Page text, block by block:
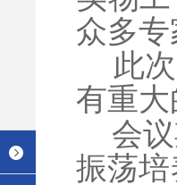
众多
此次
有重
会议
振荡